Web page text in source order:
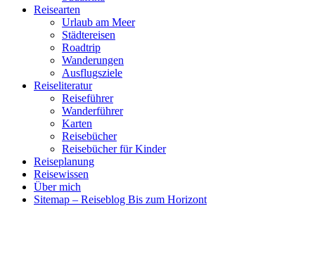
Reisearten
Urlaub am Meer
Städtereisen
Roadtrip
Wanderungen
Ausflugsziele
Reiseliteratur
Reiseführer
Wanderführer
Karten
Reisebücher
Reisebücher für Kinder
Reiseplanung
Reisewissen
Über mich
Sitemap – Reiseblog Bis zum Horizont